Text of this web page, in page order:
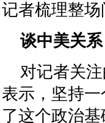
记者梳理整
谈中美关
对记者关
表示，坚持
了这个政治